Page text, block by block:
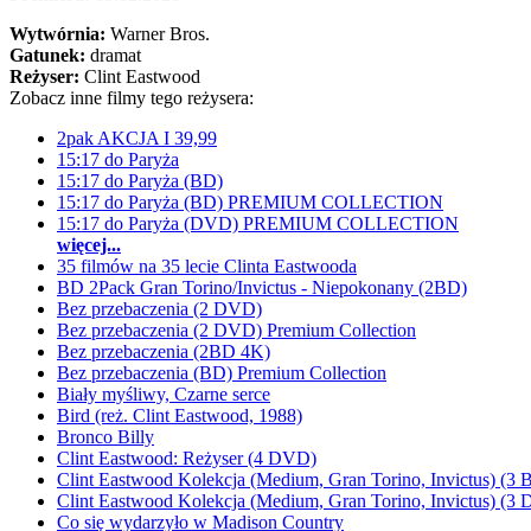
Wytwórnia: Warner Bros.
Gatunek: dramat
Reżyser: Clint Eastwood
Zobacz inne filmy tego reżysera:
2pak AKCJA I 39,99
15:17 do Paryża
15:17 do Paryża (BD)
15:17 do Paryża (BD) PREMIUM COLLECTION
15:17 do Paryża (DVD) PREMIUM COLLECTION
więcej...
35 filmów na 35 lecie Clinta Eastwooda
BD 2Pack Gran Torino/Invictus - Niepokonany (2BD)
Bez przebaczenia (2 DVD)
Bez przebaczenia (2 DVD) Premium Collection
Bez przebaczenia (2BD 4K)
Bez przebaczenia (BD) Premium Collection
Biały myśliwy, Czarne serce
Bird (reż. Clint Eastwood, 1988)
Bronco Billy
Clint Eastwood: Reżyser (4 DVD)
Clint Eastwood Kolekcja (Medium, Gran Torino, Invictus) (3
Clint Eastwood Kolekcja (Medium, Gran Torino, Invictus) (3
Co się wydarzyło w Madison Country